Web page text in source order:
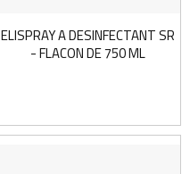
ELISPRAY A DESINFECTANT SR
- FLACON DE 750 ML